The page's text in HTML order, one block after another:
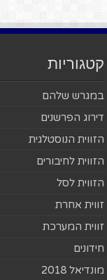
קטגוריות
במגרש שלהם
דירוג הפרשנים
הזווית הנוסטלגית
הזווית לחיבורים
הזווית לסל
זווית אחרת
זווית המערכת
חידונים
מונדיאל 2018